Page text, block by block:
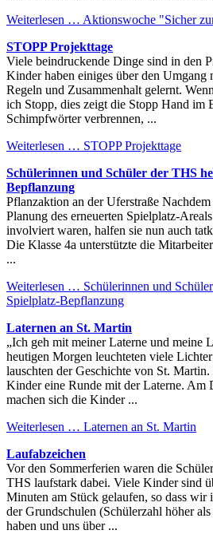
Weiterlesen … Aktionswoche "Sicher
STOPP Projekttage
Viele beindruckende Dinge sind in den
Kinder haben einiges über den
Regeln und Zusammenhalt gelernt.
ich Stopp, dies zeigt die Stopp Hand im
Schimpfwörter verbrennen, ...
Weiterlesen … STOPP Projekttage
Schülerinnen und Schüler der THS
Bepflanzung
Pflanzaktion an der Uferstraße
Planung des erneuerten Spielplatz-
involviert waren, halfen sie nun auch
Die Klasse 4a unterstützte die
...
Weiterlesen … Schülerinnen und
Spielplatz-Bepflanzung
Laternen an St. Martin
„Ich geh mit meiner Laterne und
heutigen Morgen leuchteten viele
lauschten der Geschichte von St.
Kinder eine Runde mit der Laterne. Am
machen sich die Kinder ...
Weiterlesen … Laternen an St. Martin
Laufabzeichen
Vor den Sommerferien waren die
THS laufstark dabei. Viele Kinder sind
Minuten am Stück gelaufen, so dass wir
der Grundschulen (Schülerzahl höher
haben und uns über ...